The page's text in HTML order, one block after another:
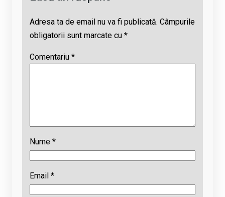
Adresa ta de email nu va fi publicată. Câmpurile
obligatorii sunt marcate cu *
Comentariu *
Nume *
Email *